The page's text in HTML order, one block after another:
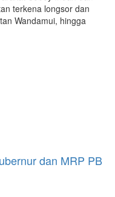
terkena longsor dan
Wandamui, hingga
dan MRP PB